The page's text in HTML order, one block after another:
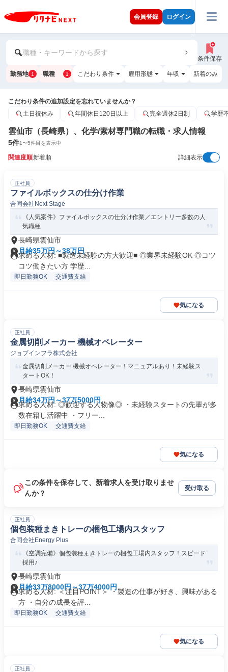
会員登録 ログイン
職種・キーワードから探す
条件保存
勤務地 1 職種 1 こだわり条件 雇用形態 年収 新着のみ
こだわり条件の追加設定を忘れていませんか？
土日祝休み
年間休日120日以上 完全週休2日制 学歴
雲仙市（長崎県）、化学/素材専門職の転職・求人情報
5件1〜5件目を表示中
関連度順新着順 詳細表示
正社員
ファイルボックスの仕分け作業
合同会社Next Stage
《人気案件》ファイルボックスの仕分け作業／エントリー多数の人
気職種
長崎県雲仙市
月給35万円～38万円
求める人材: ■製造未経験の方大歓迎■ ◎業界未経験OK ◎コツ
コツ働きたい方 学歴...
即日勤務OK 交通費支給
気になる
正社員
金属切削メーカー 機械オペレーター
ジョブインフラ株式会社
金属切削メーカー 機械オペレーター！マニュアルあり！未経験ス
タートOK！
長崎県雲仙市
月給34万円～37万5000円
求める人材: ◎歓迎する人物像◎ ・未経験スタートの先輩が多
数在籍し活躍中 ・フリー...
即日勤務OK 交通費支給
気になる
この条件を保存して、新着求人を受け取りませ
んか？
受け取る
正社員
個包装種まきトレーの梱包工場内スタッフ
合同会社Energy Plus
《空調完備》個包装種まきトレーの梱包工場内スタッフ！スピード
採用♪
長崎県雲仙市
月給33万8000円～37万4000円
求める人材: ＜注目POINT＞ ・製造の仕事が好き、興味がある
方 ・自分の成長を評...
即日勤務OK 交通費支給
気になる
正社員